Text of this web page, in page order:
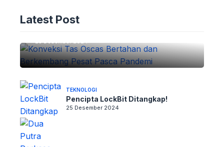
Latest Post
Konveksi Tas Oscas: Bertahan dan
Berkembang Pesat Pasca Pandemi
25 Desember 2024
TEKNOLOGI
Pencipta LockBit Ditangkap!
25 Desember 2024